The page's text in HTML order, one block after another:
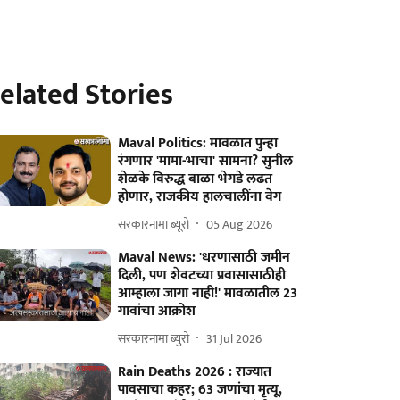
Stories
Maval Politics: मावळात पुन्हा
रंगणार 'मामा-भाचा' सामना? सुनील
शेळके विरुद्ध बाळा भेगडे लढत
होणार, राजकीय हालचालींना वेग
सरकारनामा ब्यूरो 05 Aug 2026
Maval News: 'धरणासाठी जमीन
दिली, पण शेवटच्या प्रवासासाठीही
आम्हाला जागा नाही!' मावळातील 23
गावांचा आक्रोश
सरकारनामा ब्युरो 31 Jul 2026
Rain Deaths 2026 : राज्यात
पावसाचा कहर; 63 जणांचा मृत्यू,